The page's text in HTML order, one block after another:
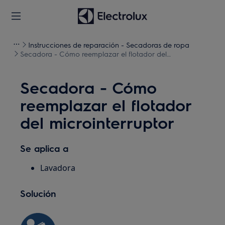
Instrucciones de reparación - Secadoras de ropa
Secadora - Cómo reemplazar el flotador del
Secadora - Cómo
reemplazar el flotador
del microinterruptor
Se aplica a
Lavadora
Solución